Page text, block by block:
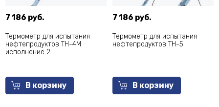
7 186 руб.
Термометр для испытания
нефтепродуктов ТН-4М
исполнение 2
В корзину
7 186 руб.
Термометр для испытания
нефтепродуктов ТН-5
В корзину